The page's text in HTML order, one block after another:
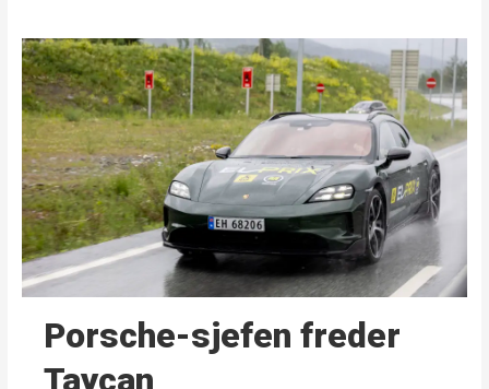
Porsche-sjefen freder
Taycan